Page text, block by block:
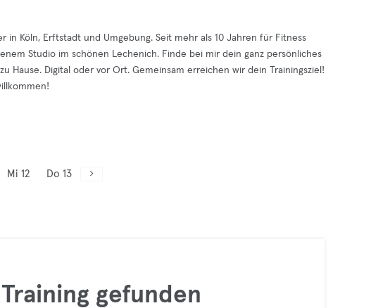
in Köln, Erftstadt und Umgebung. Seit mehr als 10 Jahren für Fitness
Studio im schönen Lechenich. Finde bei mir dein ganz persönliches
Hause. Digital oder vor Ort. Gemeinsam erreichen wir dein Trainingsziel!
Mi 12 Do 13
gefunden